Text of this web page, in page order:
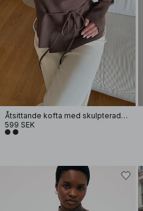
Åtsittande kofta med skulpterade ärmar
599 SEK